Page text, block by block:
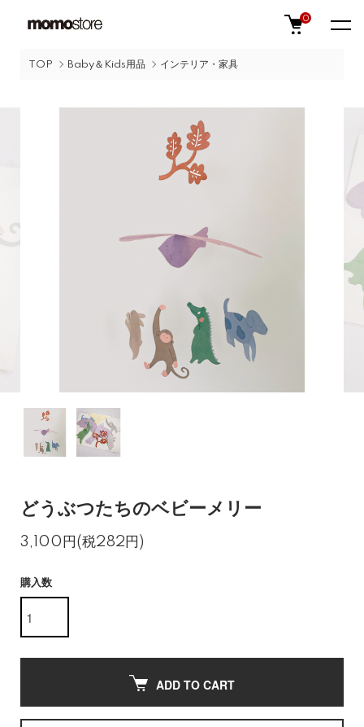
0
TOP Baby＆Kids用品 インテリア・家具
どうぶつたちのベビーメリー
3,100円(税282円)
購入数
ADD TO CART